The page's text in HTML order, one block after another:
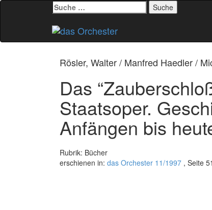
Suche
nach:
springen
Rösler, Walter / Manfred Haedler /
Das
Staatsoper.
Anfängen bis
Rubrik: Bücher
erschienen in: das Orchester 11/1997 , Seite 51